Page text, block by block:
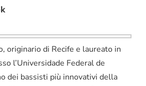
originario di Recife e laureato in
l’Universidade Federal de
dei bassisti più innovativi della